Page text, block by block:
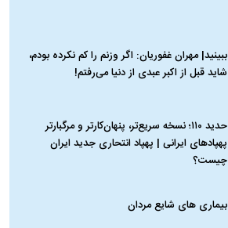
ببینید| مهران غفوریان: اگر وزنم را کم نکرده بودم،
شاید قبل از اکبر عبدی از دنیا می‌رفتم!
حدید ۱۱۰؛ نسخه سریع‌تر، پنهان‌کارتر و مرگبارتر
پهپادهای ایرانی | پهپاد انتحاری جدید ایران
چیست؟
بیماری‌ های شایع مردان